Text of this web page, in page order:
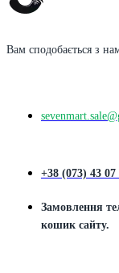
Вам сподобається з
+38 (073) 43 07
Замовлення
кошик сайту.